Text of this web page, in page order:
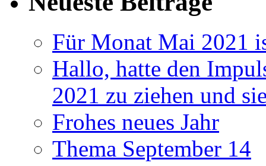
Für Monat Mai 2021
Hallo, hatte den
2021 zu ziehen und
Frohes neues Jahr
Thema September 14